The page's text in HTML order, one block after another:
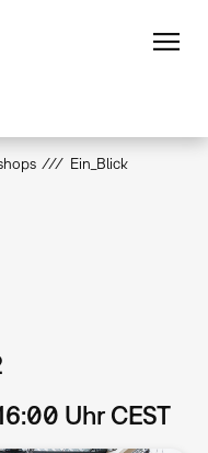
Ein_Blick
Uhr CEST